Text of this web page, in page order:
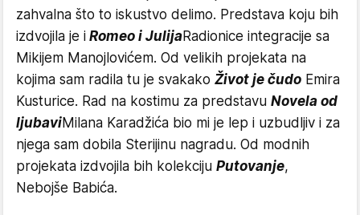
zahvalna što to iskustvo delimo. Predstava koju bih
izdvojila je i Romeo i JulijaRadionice integracije sa
Mikijem Manojlovićem. Od velikih projekata na
kojima sam radila tu je svakako Život je čudo Emira
Kusturice. Rad na kostimu za predstavu Novela od
ljubaviMilana Karadžića bio mi je lep i uzbudljiv i za
njega sam dobila Sterijinu nagradu. Od modnih
projekata izdvojila bih kolekciju Putovanje,
Nebojše Babića.